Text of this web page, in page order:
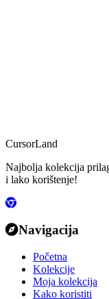
CursorLand
Najbolja kolekcija
i lako korištenje!
Navigacija
Početna
Kolekcije
Moja kolekcija
Kako koristiti